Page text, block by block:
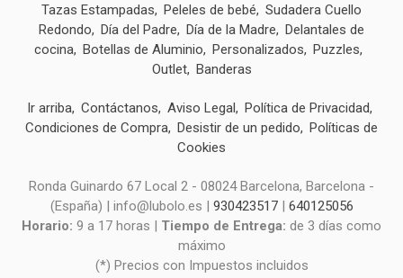
Tazas Estampadas
Peleles de bebé
Sudadera Cuello
Redondo
Día del Padre Día de la Madre
Delantales de
cocina
Botellas de Aluminio Personalizados
Puzzles
Outlet
Banderas
Ir arriba Contáctanos Aviso Legal
Política de Privacidad
Condiciones de Compra
Desistir de un pedido
Políticas de
Cookies
Ronda Guinardo 67 Local 2 - 08024 Barcelona, Barcelona -
(España) | info@lubolo.es | 930423517| 640125056
Horario: 9 a 17 horas | Tiempo de Entrega: de 3 días como
máximo
(*) Precios con Impuestos incluidos